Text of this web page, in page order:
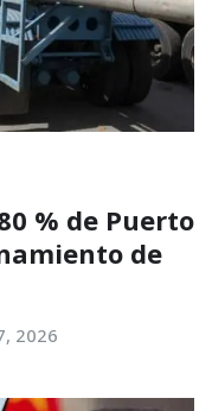
% de Puerto
de
2026